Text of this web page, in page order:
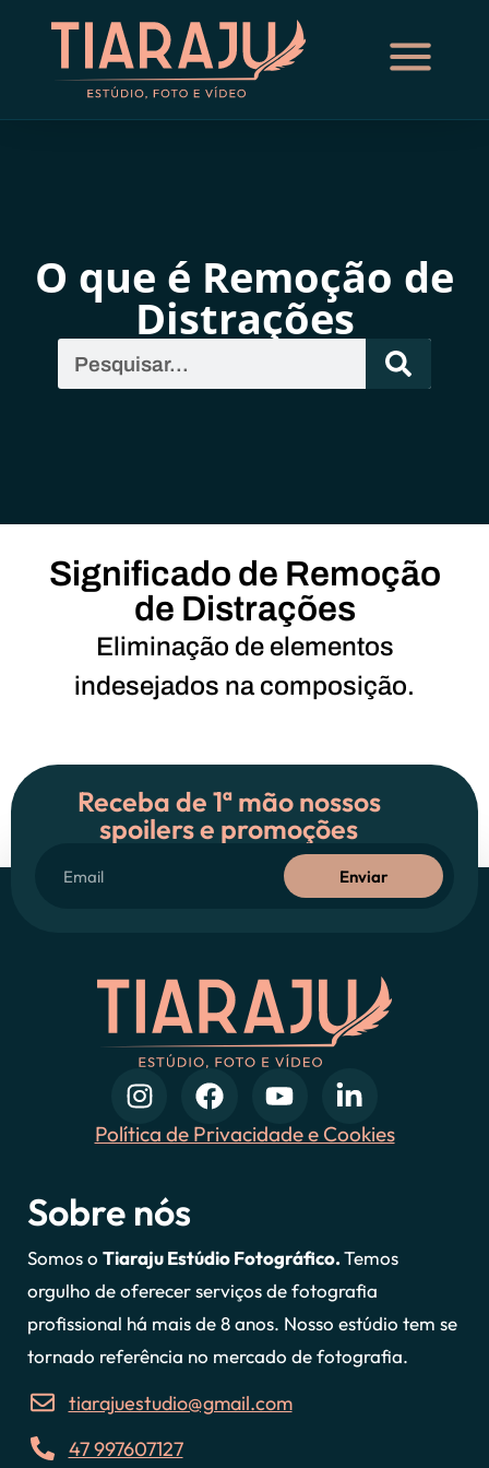
O que é Remoção de
Distrações
Significado de Remoção
de Distrações
Eliminação de elementos
indesejados na composição.
Receba de 1ª mão nossos
spoilers e promoções
Enviar
Política de Privacidade e Cookies
Sobre nós
Somos o Tiaraju Estúdio Fotográfico.Temos
orgulho de oferecer serviços de fotografia
profissional há mais de 8 anos. Nosso estúdio tem se
tornado referência no mercado de fotografia.
tiarajuestudio@gmail.com
47 997607127